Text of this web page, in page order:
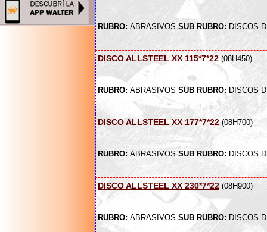
RUBRO: ABRASIVOS SUB RUBRO: DISCOS
DISCO ALLSTEEL XX 115*7*22(08H450)
RUBRO: ABRASIVOS SUB RUBRO: DISCOS
DISCO ALLSTEEL XX 177*7*22(08H700)
RUBRO: ABRASIVOSSUB RUBRO: DISCOS
DISCO ALLSTEEL XX 230*7*22 (08H900)
RUBRO: ABRASIVOS SUB RUBRO: DISCOS